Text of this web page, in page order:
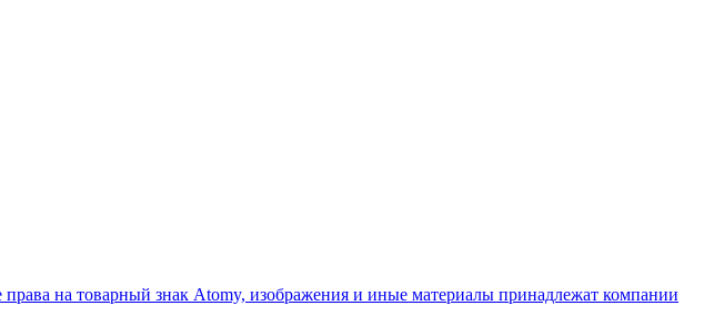
на товарный знак Atomy, изображения и иные материалы принадлежат компании